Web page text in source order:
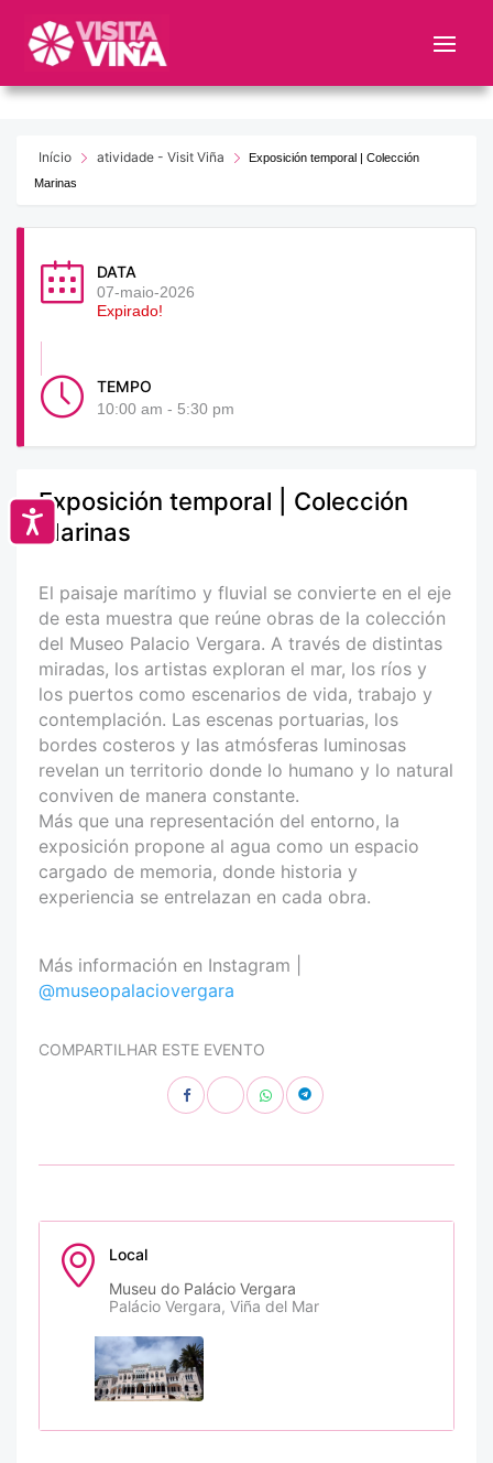
este
web
sistema
Accesibilidad
Início atividade - Visit Viña
Exposición temporal | Colección
Marinas
DATA
07-maio-2026
Expirado!
TEMPO
10:00 am - 5:30 pm
Exposición temporal | Colección
Marinas
El paisaje marítimo y fluvial se convierte en el eje
de esta muestra que reúne obras de la colección
del Museo Palacio Vergara. A través de distintas
miradas, los artistas exploran el mar, los ríos y
los puertos como escenarios de vida, trabajo y
contemplación. Las escenas portuarias, los
bordes costeros y las atmósferas luminosas
revelan un territorio donde lo humano y lo natural
conviven de manera constante.
Más que una representación del entorno, la
exposición propone al agua como un espacio
cargado de memoria, donde historia y
experiencia se entrelazan en cada obra.
Más información en Instagram |
@museopalaciovergara
COMPARTILHAR ESTE EVENTO
Local
Museu do Palácio Vergara
Palácio Vergara, Viña del Mar